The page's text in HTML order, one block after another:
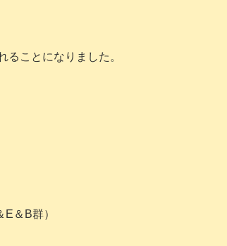
ことになりました。
＆B群）